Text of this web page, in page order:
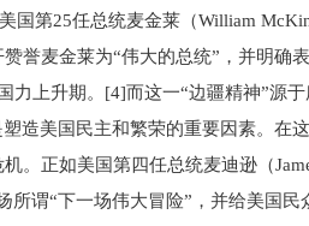
第25任总统麦金莱（William
誉麦金莱为“伟大的总统”，并明确
上升期。[4]而这一“边疆精神”源
造美国民主和繁荣的重要因素。在
正如美国第四任总统麦迪逊（
谓“下一场伟大冒险”，并给美国